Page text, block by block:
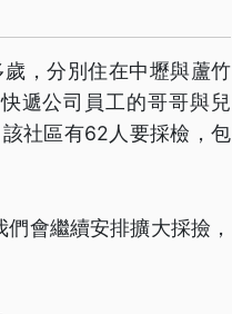
，分別住在中壢與蘆竹
遞公司員工的哥哥與兒
社區有62人要採檢，包
會繼續安排擴大採撿，